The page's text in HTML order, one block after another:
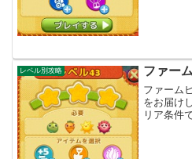
レベル別攻略 ファー
ファーム
をお届け
リア条件